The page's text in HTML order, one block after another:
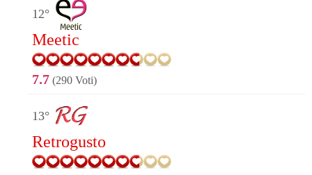
12°
Meetic
7.7 (290 Voti)
13°
Retrogusto